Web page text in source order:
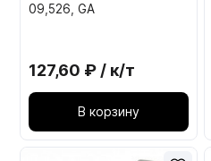
09,526, GA
127,60 ₽ / к/т
В корзину